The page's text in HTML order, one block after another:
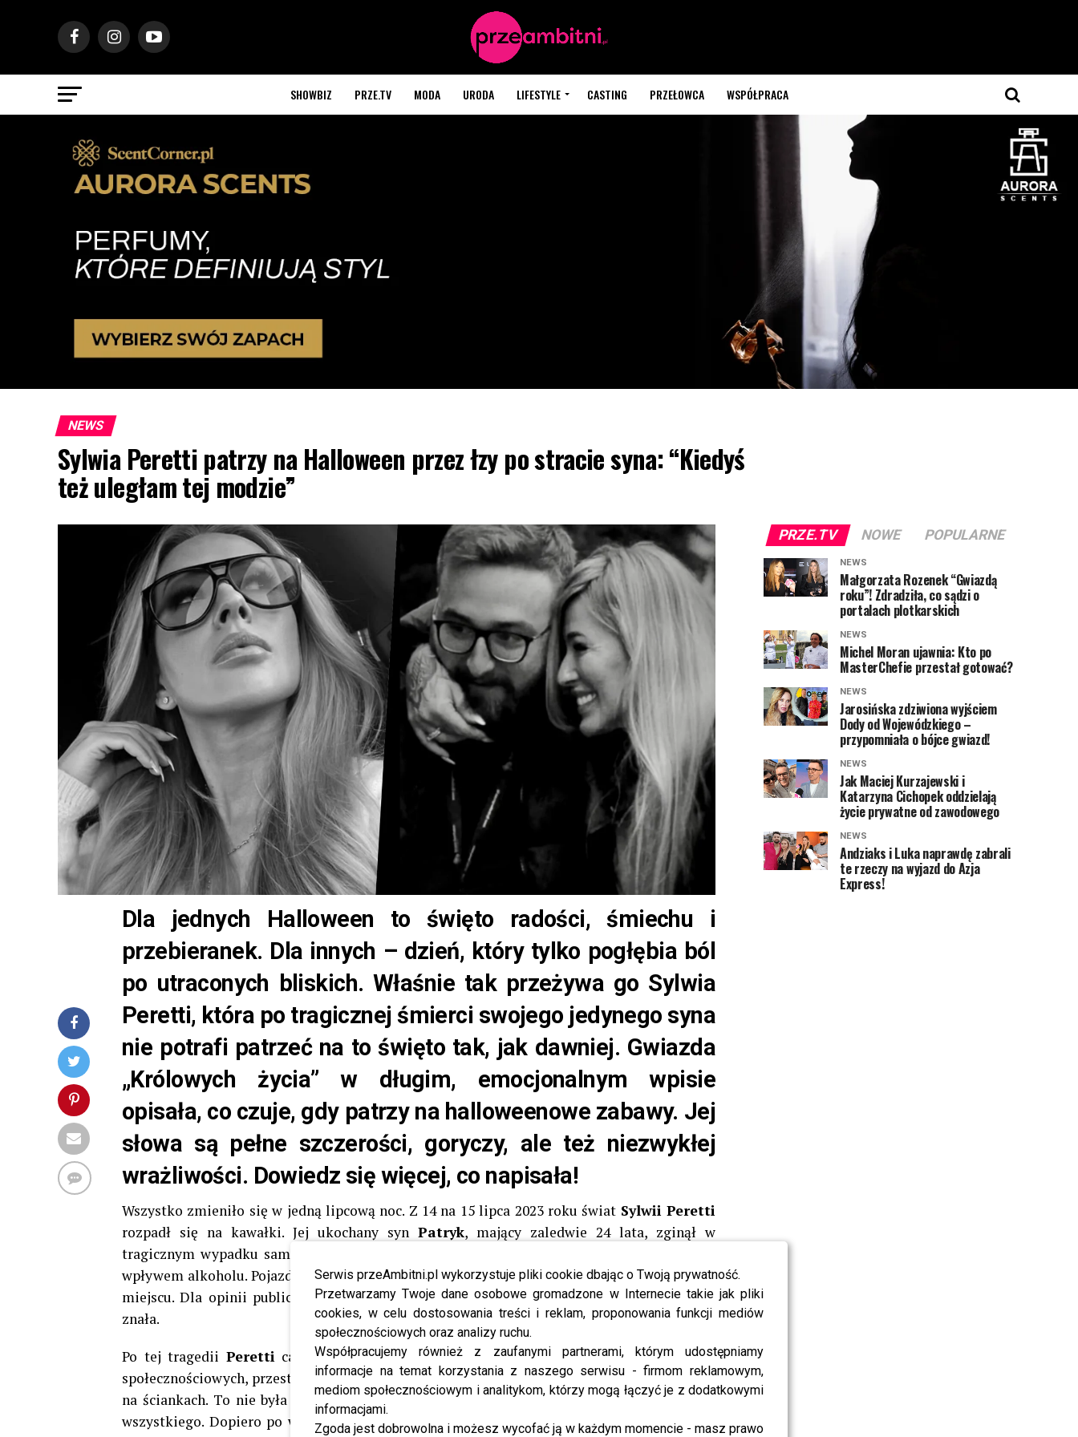
Serwis przeAmbitni.pl wykorzystuje pliki cookie dbając o Twoją prywatność.
Przetwarzamy Twoje dane osobowe gromadzone w Internecie takie jak pliki
cookies, w celu dostosowania treści i reklam, proponowania funkcji mediów
społecznościowych oraz analizy ruchu.
Współpracujemy również z zaufanymi partnerami, którym udostępniamy
informacje na temat korzystania z naszego serwisu - firmom reklamowym,
mediom społecznościowym i analitykom, którzy mogą łączyć je z dodatkowymi
informacjami.
Zgoda jest dobrowolna i możesz wycofać ją w każdym momencie - masz prawo
SHOWBIZ PRZE.TV MODA URODA LIFESTYLE CASTING PRZEŁOWCA WSPÓŁPRACA
NEWS
Sylwia Peretti patrzy na Halloween przez łzy po stracie syna: “Kiedyś
też uległam tej modzie”
Dla jednych Halloween to święto radości, śmiechu i
przebieranek. Dla innych – dzień, który tylko pogłębia ból
po utraconych bliskich. Właśnie tak przeżywa go Sylwia
Peretti, która po tragicznej śmierci swojego jedynego syna
nie potrafi patrzeć na to święto tak, jak dawniej. Gwiazda
„Królowych życia” w długim, emocjonalnym wpisie
opisała, co czuje, gdy patrzy na halloweenowe zabawy. Jej
słowa są pełne szczerości, goryczy, ale też niezwykłej
wrażliwości. Dowiedz się więcej, co napisała!
Wszystko zmieniło się w jedną lipcową noc. Z 14 na 15 lipca 2023 roku świat Sylwii Peretti
rozpadł się na kawałki. Jej ukochany syn Patryk, mający zaledwie 24 lata, zginął w
tragicznym wypadku samochodowym w Krakowie. Jak ustaliły media, prowadził auto pod
wpływem alkoholu. Pojazd uderzył z ogromną siłą, a czterech młodych mężczyzn zginęło na
miejscu. Dla opinii publicznej był to dramatyczny wypadek. Dla niej – koniec życia, jakie
znała.
Po tej tragedii Peretti całkowicie wycofała się z życia publicznego. Zniknęła z mediów
społecznościowych, przestała publikować zdjęcia, odwołała swoje projekty, nie pojawiała się
na ściankach. To nie była przerwa na odpoczynek. To była cisza matki, która straciła sens
wszystkiego. Dopiero po wielu miesiącach zaczęła powoli wracać – nie dlatego, że chciała
PRZE.TV NOWE POPULARNE
NEWS
Małgorzata Rozenek “Gwiazdą
roku”! Zdradziła, co sądzi o
portalach plotkarskich
NEWS
Michel Moran ujawnia: Kto po
MasterChefie przestał gotować?
NEWS
Jarosińska zdziwiona wyjściem
Dody od Wojewódzkiego –
przypomniała o bójce gwiazd!
NEWS
Jak Maciej Kurzajewski i
Katarzyna Cichopek oddzielają
życie prywatne od zawodowego
NEWS
Andziaks i Luka naprawdę zabrali
te rzeczy na wyjazd do Azja
Express!